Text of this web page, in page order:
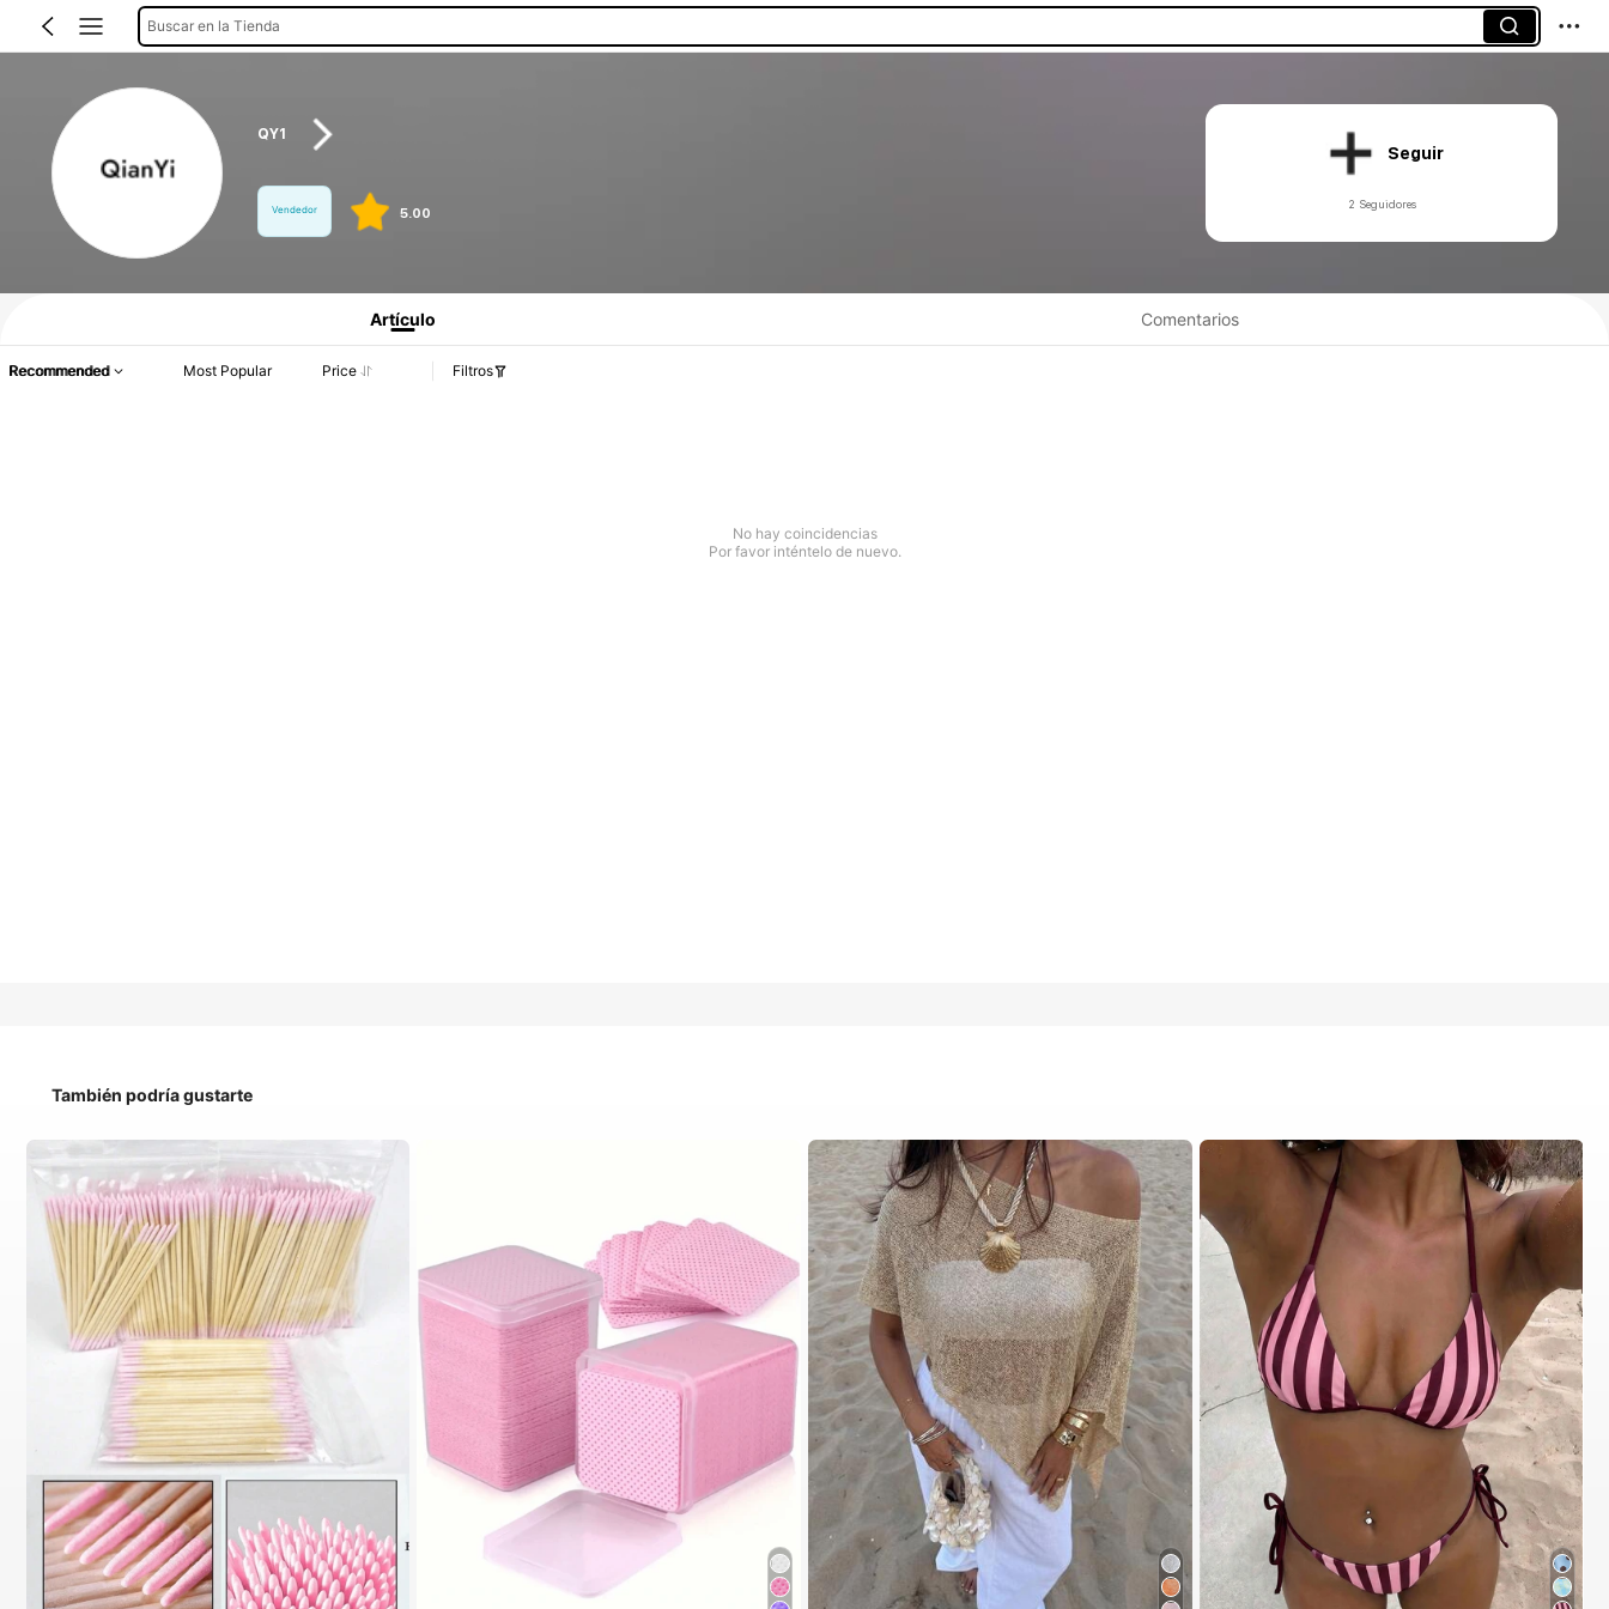
Buscar en la Tienda
QY1
Vendedor 5.00
Seguir
2 Seguidores
Información del producto: Divulgación de precios, detalles de ventas y existencias.
Artículo Comentarios
Recommended Most Popular Price Filtros
No hay coincidencias
Por favor inténtelo de nuevo.
También podría gustarte